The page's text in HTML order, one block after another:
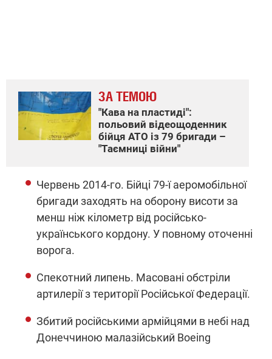
ЗА ТЕМОЮ
"Кава на пластиді":
польовий відеощоденник
бійця АТО із 79 бригади –
"Таємниці війни"
Червень 2014-го. Бійці 79-ї аеромобільної
бригади заходять на оборону висоти за
менш ніж кілометр від російсько-
українського кордону. У повному оточенні
ворога.
Спекотний липень. Масовані обстріли
артилерії з території Російської Федерації.
Збитий російськими армійцями в небі над
Донеччиною малазійський Boeing